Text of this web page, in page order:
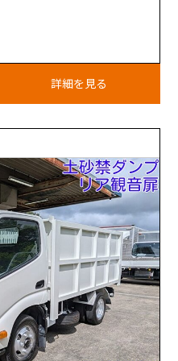
詳細を見る